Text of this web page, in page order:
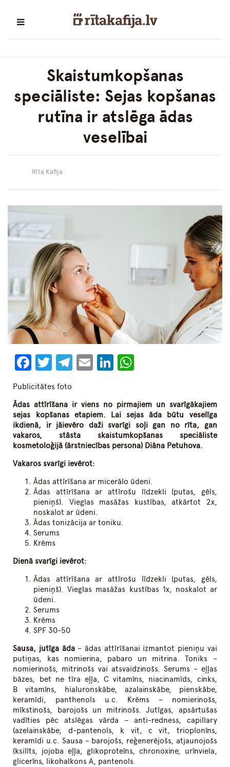
Skaistumkopšanas
speciāliste: Sejas kopšanas
rutīna ir atslēga ādas
veselībai
Rīta Kafija
Facebook
Twitter
Telegram
EmailLinkedIn
Publicitātes foto
Ādas attīrīšana ir viens no pirmajiem un svarīgākajiem
sejas kopšanas etapiem. Lai sejas āda būtu veselīga
ikdienā, ir jāievēro daži svarīgi soļi gan no rīta, gan
vakaros, stāsta skaistumkopšanas speciāliste
kosmetoloģijā (ārstniecības persona) Diāna Petuhova.
Vakaros svarīgi ievērot:
Ādas attīrīšana ar micerālo ūdeni.
Ādas attīrīšana ar attīrošu līdzekli (putas, gēls,
pieniņš). Vieglas masāžas kustības, atkārtot 2x,
noskalot ar ūdeni.
Ādas tonizācija ar toniku.
Serums
Krēms
Dienā svarīgi ievērot:
Ādas attīrīšana ar attīrošu līdzekli (putas, gēls,
pieniņš). Vieglas masāžas kustības 1x, noskalot ar
ūdeni.
Serums
Krēms
SPF 30-50
Sausa, jutīga āda– ādas attīrīšanai izmantot pieniņu vai
putiņas, kas nomierina, pabaro un mitrina. Toniks –
nomierinošs, mitrinošs vai atsvaidzinošs. Serums – eļļas
bāzes, bet ne tīra eļļa, C vitamīns, niacinamīds, cinks,
B vitamīns, hialuronskābe, azalainskābe, pienskābe,
keramīdi, panthenols u.c. Krēms – nomierinošs,
mīkstinošs, barojošs un mitrinošs. Jutīgas, apsārtušas
vadīties pēc atslēgas vārda – anti-redness, capillary
(azelainskābe, d-pantenols, k vit, c vit, trioplonīns,
keramīdi u.c. Sausa – barojošs, reģenerējošs, atjaunojošs
(ksilīts, jojoba eļļa, glikoproteīns, chronoxine, urīnviela,
glicerīns, likohalkons A, pantenols.